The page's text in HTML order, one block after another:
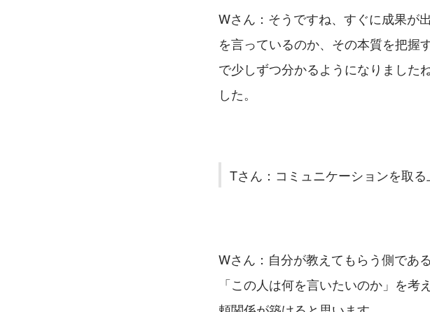
Wさん：そうですね、すぐに成果が
を言っているのか、その本質を把握
で少しずつ分かるようになりました
した。
Tさん：コミュニケーションを取
Wさん：自分が教えてもらう側であ
「この人は何を言いたいのか」を